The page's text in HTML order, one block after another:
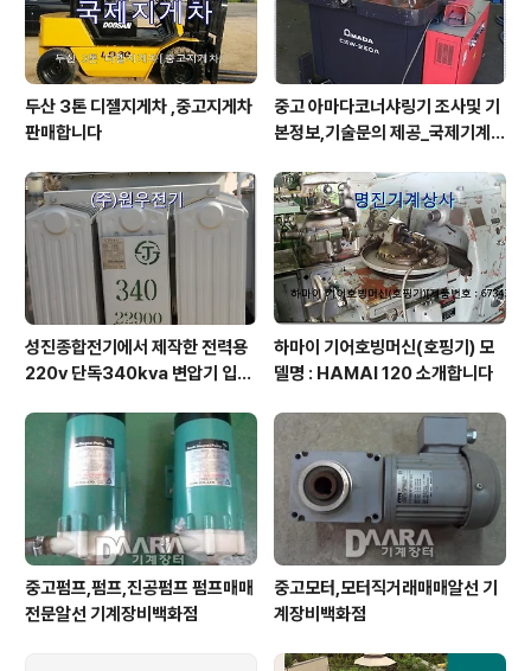
두산 3톤 디젤지게차 ,중고지게차
판매합니다
중고 아마다코너샤링기 조사및 기
본정보,기술문의 제공_국제기계연
성진종합전기에서 제작한 전력용
220v 단독340kva 변압기 입니
하마이 기어호빙머신(호핑기) 모
델명 : HAMAI 120 소개합니다
중고펌프,펌프,진공펌프 펌프매매
전문알선 기계장비백화점
중고모터,모터직거래매매알선 기
계장비백화점